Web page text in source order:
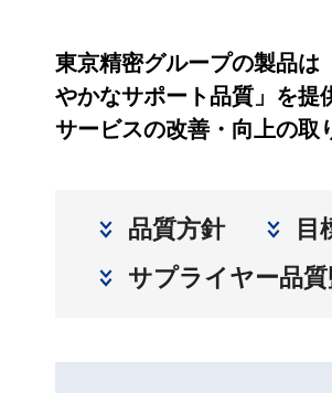
東京精密グループの製品は
やかなサポート品質」を提
サービスの改善・向上の取
品質方針 目
サプライヤー品